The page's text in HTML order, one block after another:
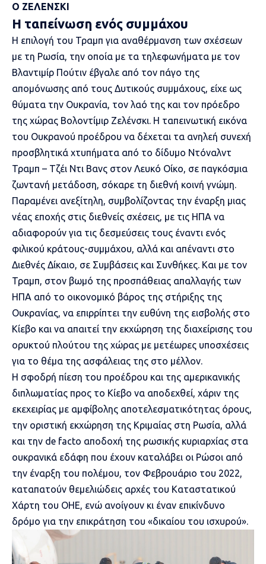
Ο ΖΕΛΕΝΣΚΙ
Η ταπείνωση ενός συμμάχου
Η επιλογή του Τραμπ για αναθέρμανση των σχέσεων
με τη Ρωσία , την οποία με τα τηλεφωνήματα με τον
Βλαντιμίρ Πούτιν έβγαλε από τον πάγο της
απομόνωσης από τους Δυτικούς συμμάχους, είχε ως
θύματα την Ουκρανία, τον λαό της και τον πρόεδρο
της χώρας Βολοντίμιρ Ζελένσκι. Η ταπεινωτική εικόνα
του Ουκρανού προέδρου να δέχεται τα ανηλεή συνεχή
προσβλητικά χτυπήματα από το δίδυμο Ντόναλντ
Τραμπ – Τζέι Ντι Βανς στον Λευκό Οίκο, σε παγκόσμια
ζωντανή μετάδοση, σόκαρε τη διεθνή κοινή γνώμη.
Παραμένει ανεξίτηλη, συμβολίζοντας την έναρξη μιας
νέας εποχής στις διεθνείς σχέσεις, με τις ΗΠΑ να
αδιαφορούν για τις δεσμεύσεις τους έναντι ενός
φιλικού κράτους-συμμάχου, αλλά και απέναντι στο
Διεθνές Δίκαιο, σε Συμβάσεις και Συνθήκες. Και με τον
Τραμπ, στον βωμό της προσπάθειας απαλλαγής των
ΗΠΑ από το οικονομικό βάρος της στήριξης της
Ουκρανίας, να επιρρίπτει την ευθύνη της εισβολής στο
Κίεβο και να απαιτεί την εκχώρηση της διαχείρισης του
ορυκτού πλούτου της χώρας με μετέωρες υποσχέσεις
για το θέμα της ασφάλειας της στο μέλλον.
Η σφοδρή πίεση του προέδρου και της αμερικανικής
διπλωματίας προς το Κίεβο να αποδεχθεί, χάριν της
εκεχειρίας με αμφίβολης αποτελεσματικότητας όρους,
την οριστική εκχώρηση της Κριμαίας στη Ρωσία, αλλά
και την de facto αποδοχή της ρωσικής κυριαρχίας στα
ουκρανικά εδάφη που έχουν καταλάβει οι Ρώσοι από
την έναρξη του πολέμου, τον Φεβρουάριο του 2022,
καταπατούν θεμελιώδεις αρχές του Καταστατικού
Χάρτη του ΟΗΕ, ενώ ανοίγουν κι έναν επικίνδυνο
δρόμο για την επικράτηση του «δικαίου του ισχυρού».